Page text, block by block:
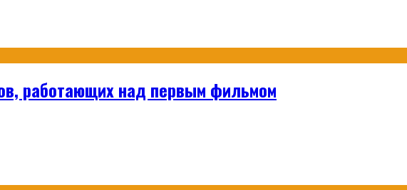
работающих над первым фильмом